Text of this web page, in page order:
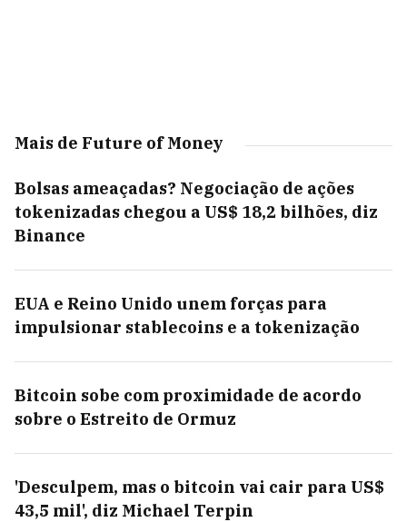
Mais de Future of Money
Bolsas ameaçadas? Negociação de ações
tokenizadas chegou a US$ 18,2 bilhões, diz
Binance
EUA e Reino Unido unem forças para
impulsionar stablecoins e a tokenização
Bitcoin sobe com proximidade de acordo
sobre o Estreito de Ormuz
'Desculpem, mas o bitcoin vai cair para US$
43,5 mil', diz Michael Terpin